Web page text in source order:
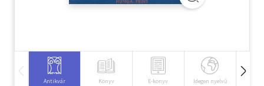
Antikvár Könyv E-könyv Idegen nyelvű